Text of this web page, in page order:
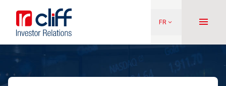
contenu
principal
Aller directement au contenu
FR keyboard_arrow_down menu